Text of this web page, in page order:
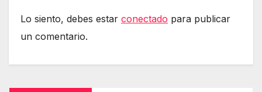
Lo siento, debes estar conectado para publicar
un comentario.